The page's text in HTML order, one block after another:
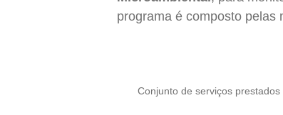
programa é composto pelas
Conjunto de serviços